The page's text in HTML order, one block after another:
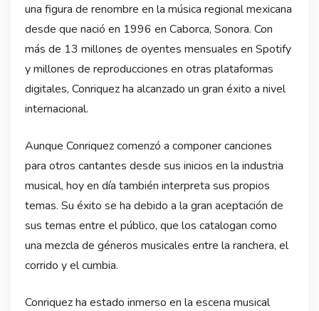
una figura de renombre en la música regional mexicana
desde que nació en 1996 en Caborca, Sonora. Con
más de 13 millones de oyentes mensuales en Spotify
y millones de reproducciones en otras plataformas
digitales, Conriquez ha alcanzado un gran éxito a nivel
internacional.
Aunque Conriquez comenzó a componer canciones
para otros cantantes desde sus inicios en la industria
musical, hoy en día también interpreta sus propios
temas. Su éxito se ha debido a la gran aceptación de
sus temas entre el público, que los catalogan como
una mezcla de géneros musicales entre la ranchera, el
corrido y el cumbia.
Conriquez ha estado inmerso en la escena musical